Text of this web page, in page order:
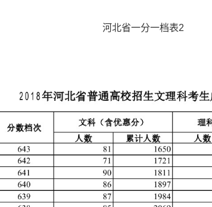
河北省一分一档表2